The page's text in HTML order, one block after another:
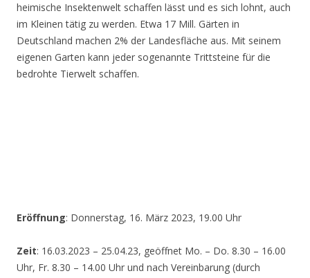
heimische Insektenwelt schaffen lässt und es sich lohnt, auch
im Kleinen tätig zu werden. Etwa 17 Mill. Gärten in
Deutschland machen 2% der Landesfläche aus. Mit seinem
eigenen Garten kann jeder sogenannte Trittsteine für die
bedrohte Tierwelt schaffen.
Eröffnung: Donnerstag, 16. März 2023, 19.00 Uhr
Zeit: 16.03.2023 – 25.04.23, geöffnet Mo. – Do. 8.30 – 16.00
Uhr, Fr. 8.30 – 14.00 Uhr und nach Vereinbarung (durch